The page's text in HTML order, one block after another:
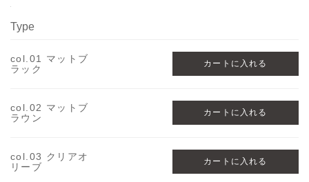
Type
col.01 マットブ
ラック
col.02 マットブ
ラウン
col.03 クリアオ
リーブ